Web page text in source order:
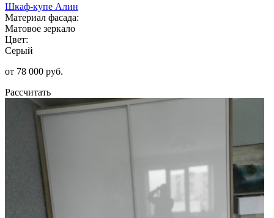
Шкаф-купе Алин
Материал фасада:
Матовое зеркало
Цвет:
Серый
от 78 000 руб.
Рассчитать